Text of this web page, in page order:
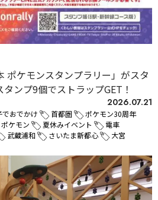
ポケモンスタンプラリー」がスタ
ンプ9個でストラップGET！
2026.07.21
でおでかけ 首都圏
ポケモン30周年
ポケモン 夏休みイベント
電車
武蔵浦和 さいたま新都心 大宮